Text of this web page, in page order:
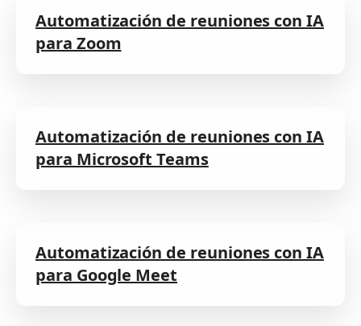
Automatización de reuniones con IA
para Zoom
Automatización de reuniones con IA
para Microsoft Teams
Automatización de reuniones con IA
para Google Meet